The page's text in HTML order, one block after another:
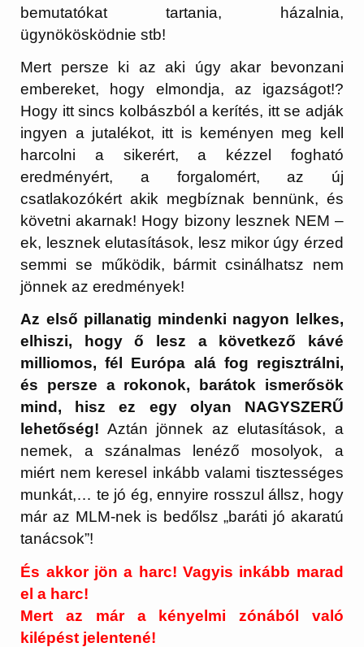
bemutatókat tartania, házalnia,
ügynökösködnie stb!
Mert persze ki az aki úgy akar bevonzani
embereket, hogy elmondja, az igazságot!?
Hogy itt sincs kolbászból a kerítés, itt se adják
ingyen a jutalékot, itt is keményen meg kell
harcolni a sikerért, a kézzel fogható
eredményért, a forgalomért, az új
csatlakozókért akik megbíznak bennünk, és
követni akarnak! Hogy bizony lesznek NEM –
ek, lesznek elutasítások, lesz mikor úgy érzed
semmi se működik, bármit csinálhatsz nem
jönnek az eredmények!
Az első pillanatig mindenki nagyon lelkes,
elhiszi, hogy ő lesz a következő kávé
milliomos, fél Európa alá fog regisztrálni,
és persze a rokonok, barátok ismerősök
mind, hisz ez egy olyan NAGYSZERŰ
lehetőség! Aztán jönnek az elutasítások, a
nemek, a szánalmas lenéző mosolyok, a
miért nem keresel inkább valami tisztességes
munkát,… te jó ég, ennyire rosszul állsz, hogy
már az MLM-nek is bedőlsz „baráti jó akaratú
tanácsok”!
És akkor jön a harc! Vagyis inkább marad
el a harc!
Mert az már a kényelmi zónából való
kilépést jelentené!